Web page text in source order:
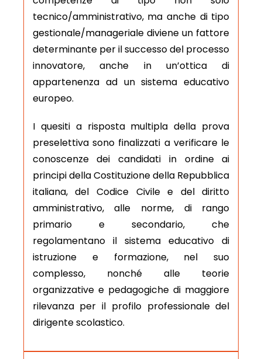
tecnico/amministrativo, ma anche di tipo
gestionale/manageriale diviene un fattore
determinante per il successo del processo
innovatore, anche in un’ottica di
appartenenza ad un sistema educativo
europeo.
I quesiti a risposta multipla della prova
preselettiva sono finalizzati a verificare le
conoscenze dei candidati in ordine ai
principi della Costituzione della Repubblica
italiana, del Codice Civile e del diritto
amministrativo, alle norme, di rango
primario e secondario, che
regolamentano il sistema educativo di
istruzione e formazione, nel suo
complesso, nonché alle teorie
organizzative e pedagogiche di maggiore
rilevanza per il profilo professionale del
dirigente scolastico.